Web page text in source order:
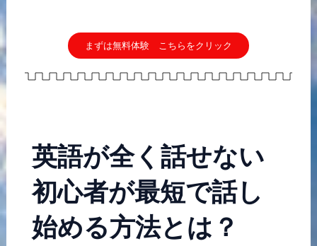
まずは無料体験 こちらをクリック
英語が全く話せない
初心者が最短で話し
始める方法とは？